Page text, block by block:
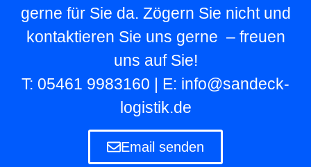
gerne für Sie da. Zögern Sie nicht und
kontaktieren Sie uns gerne – freuen
uns auf Sie!
T: 05461 9983160 | E: info@sandeck-
logistik.de
Email senden